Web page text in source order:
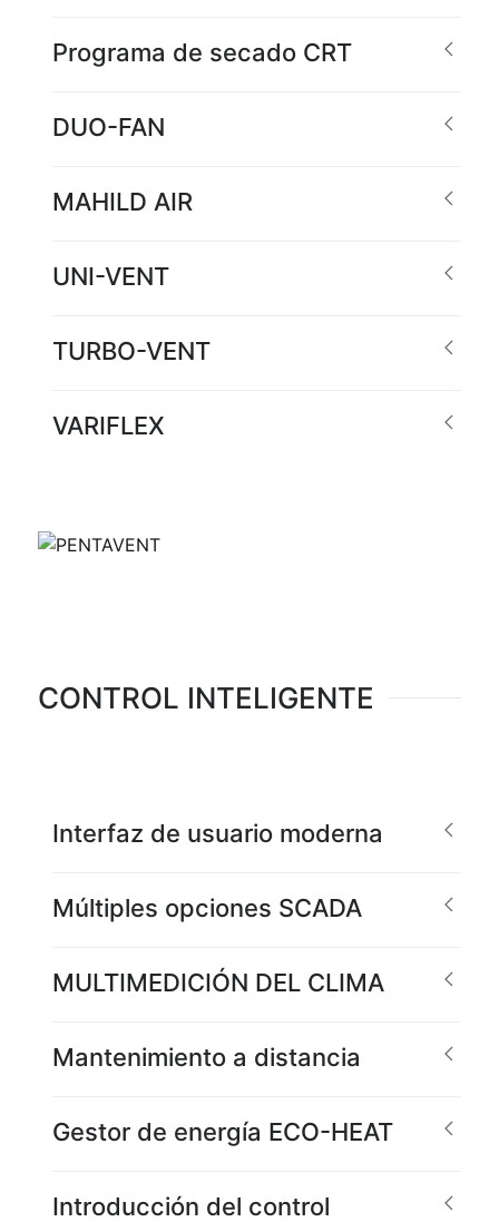
Programa de secado CRT
DUO-FAN
MAHILD AIR
UNI-VENT
TURBO-VENT
VARIFLEX
CONTROL INTELIGENTE
Interfaz de usuario moderna
Múltiples opciones SCADA
MULTIMEDICIÓN DEL CLIMA
Mantenimiento a distancia
Gestor de energía ECO-HEAT
Introducción del control